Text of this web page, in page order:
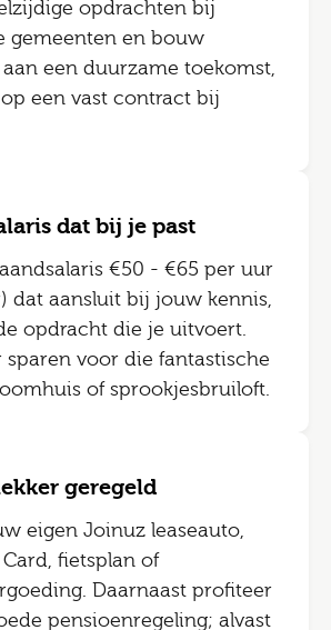
opdrachten bij
gemeenten en bouw
een duurzame toekomst,
een vast contract bij
dat bij je past
€50 - €65 per uur
dat aansluit bij jouw kennis,
opdracht die je uitvoert.
sparen voor die fantastische
of sprookjesbruiloft.
geregeld
eigen Joinuz leaseauto,
fietsplan of
Daarnaast profiteer
pensioenregeling; alvast